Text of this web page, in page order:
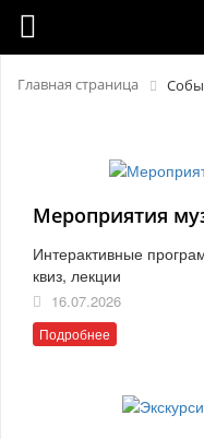
Главная страница
Мероприятия
Интерактивные
квиз, лекции
16.07.2026
Подробнее